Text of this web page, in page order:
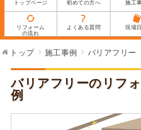
トップページ 初めての方へ 施工
リフォーム
の流れ
よくある質問 現場
トップ 施工事例 バリアフリー
バリアフリーのリフ
例